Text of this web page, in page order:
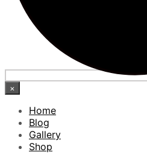
×
Home
Blog
Gallery
Shop